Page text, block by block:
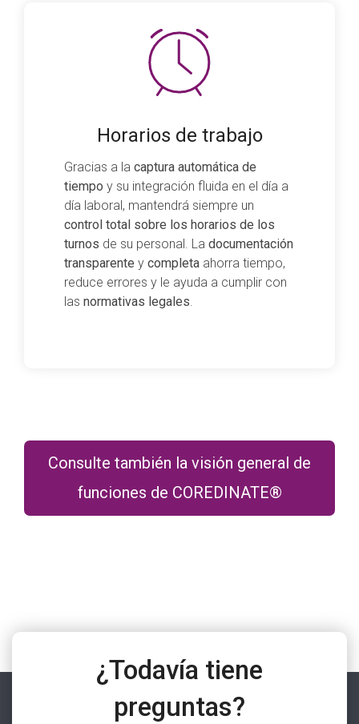
Horarios de trabajo
Gracias a la captura automática de
tiempo y su integración fluida en el día a
día laboral, mantendrá siempre un
control total sobre los horarios de los
turnos de su personal. La documentación
transparente y completa ahorra tiempo,
reduce errores y le ayuda a cumplir con
las normativas legales
Consulte también la visión general de
funciones de COREDINATE®
¿Todavía tiene
preguntas?